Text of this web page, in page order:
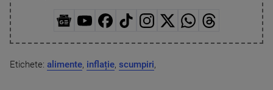
Etichete: alimente, inflație, scumpiri,